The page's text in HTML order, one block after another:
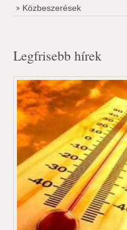
Közbeszerések
Legfrisebb hírek